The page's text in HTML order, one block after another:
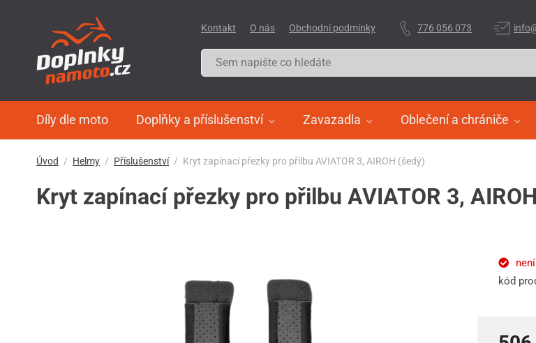
Díly dle moto Doplňky a příslušenství Zavazadla Oblečení a chrániče
Kontakt O nás Obchodní podmínky 776 056 073
Úvod Helmy Příslušenství Kryt zapínací přezky pro přilbu AVIATOR 3, AIROH (šedý)
Kryt zapínací přezky pro přilbu AVIATOR 3,
kód